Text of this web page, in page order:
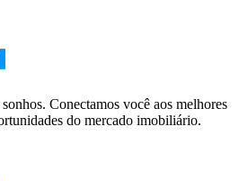
Conectamos você aos melhores
do mercado imobiliário.